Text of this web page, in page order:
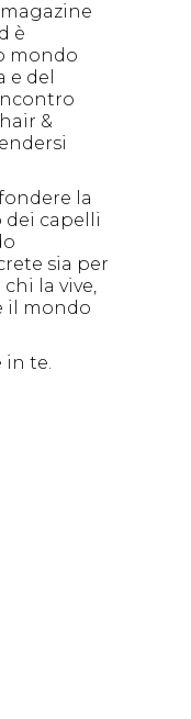
è
mondo
e del
&
la
dei capelli
sia per
la vive,
il mondo
in te.